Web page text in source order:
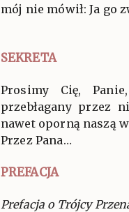
mój nie mówił: Ja go
SEKRETA
Prosimy Cię,
przebłagany przez
nawet oporną naszą
Przez Pana…
PREFACJA
Prefacja o Trójcy